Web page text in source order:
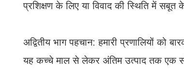
प्रशिक्षण के लिए या विवाद की स्थिति में
अद्वितीय भाग पहचान: हमारी प्रणालियों
यह कच्चे माल से लेकर अंतिम उत्पाद तक एक